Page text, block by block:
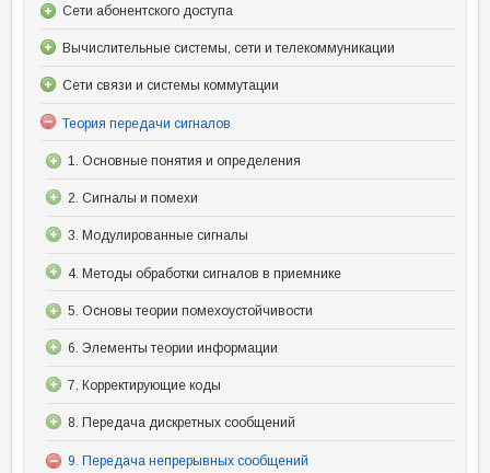
Сети абонентского доступа
Вычислительные системы, сети и телекоммуникации
Сети связи и системы коммутации
Теория передачи сигналов
1. Основные понятия и определения
2. Сигналы и помехи
3. Модулированные сигналы
4. Методы обработки сигналов в приемнике
5. Основы теории помехоустойчивости
6. Элементы теории информации
7. Корректирующие коды
8. Передача дискретных сообщений
9. Передача непрерывных сообщений